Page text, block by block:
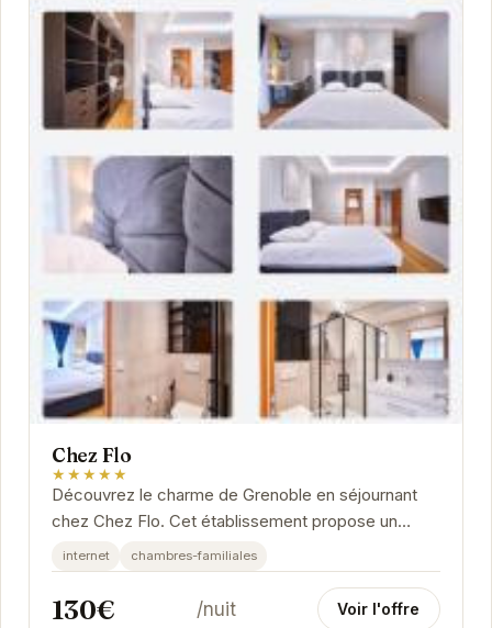
Chez Flo
★★★★★
Découvrez le charme de Grenoble en séjournant
chez Chez Flo. Cet établissement propose un
hébergement confortable et convivial, idéal pour
un...
internet chambres-familiales
130€ /nuit Voir l'offre